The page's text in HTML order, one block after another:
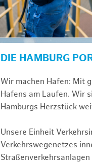
DIE HAMBURG
Wir machen Hafen: Mit
Hafens am Laufen. Wir
Hamburgs Herzstück
Unsere Einheit
Verkehrswegenetzes